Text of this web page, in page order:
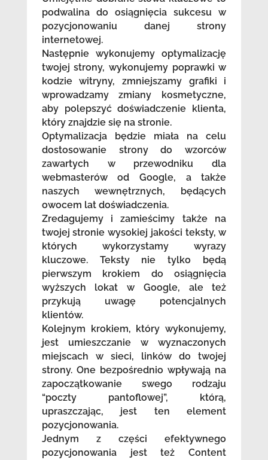
podwalina do osiągnięcia sukcesu w
pozycjonowaniu danej strony
internetowej.
Następnie wykonujemy optymalizację
twojej strony, wykonujemy poprawki w
kodzie witryny, zmniejszamy grafiki i
wprowadzamy zmiany kosmetyczne,
aby polepszyć doświadczenie klienta,
który znajdzie się na stronie.
Optymalizacja będzie miała na celu
dostosowanie strony do wzorców
zawartych w przewodniku dla
webmasterów od Google, a także
naszych wewnętrznych, będących
owocem lat doświadczenia.
Zredagujemy i zamieścimy także na
twojej stronie wysokiej jakości teksty, w
których wykorzystamy wyrazy
kluczowe. Teksty nie tylko będą
pierwszym krokiem do osiągnięcia
wyższych lokat w Google, ale też
przykują uwagę potencjalnych
klientów.
Kolejnym krokiem, który wykonujemy,
jest umieszczanie w wyznaczonych
miejscach w sieci, linków do twojej
strony. One bezpośrednio wpływają na
zapoczątkowanie swego rodzaju
“poczty pantoflowej”, którą,
upraszczając, jest ten element
pozycjonowania.
Jednym z części efektywnego
pozycjonowania jest też Content